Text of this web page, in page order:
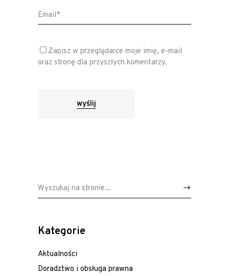
Zapisz w przeglądarce moje imię, e-mail
oraz stronę dla przyszłych komentarzy.
wyślij
Wyszukaj:
Kategorie
Aktualności
Doradztwo i obsługa prawna